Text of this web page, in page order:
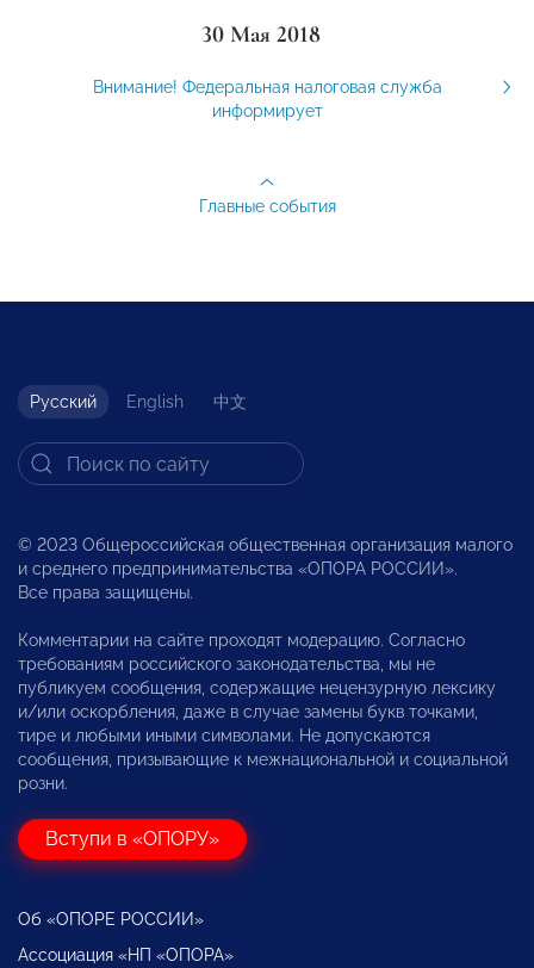
30 Мая 2018
Внимание! Федеральная налоговая служба
информирует
Главные события
Русский English 中文
© 2023 Общероссийская общественная организация малого
и среднего предпринимательства «ОПОРА РОССИИ».
Все права защищены.
Комментарии на сайте проходят модерацию. Согласно
требованиям российского законодательства, мы не
публикуем сообщения, содержащие нецензурную лексику
и/или оскорбления, даже в случае замены букв точками,
тире и любыми иными символами. Не допускаются
сообщения, призывающие к межнациональной и социальной
розни.
Вступи в «ОПОРУ»
Об «ОПОРЕ РОССИИ»
Ассоциация «НП «ОПОРА»